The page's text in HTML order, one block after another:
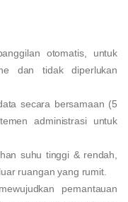
otomatis, untuk
dan tidak diperlukan
secara bersamaan (5
administrasi untuk
suhu tinggi & rendah,
ruangan yang rumit.
pemantauan